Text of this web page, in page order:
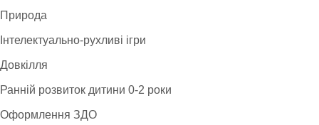
Природа
Інтелектуально-рухливі ігри
Довкілля
Ранній розвиток дитини 0-2 роки
Оформлення ЗДО